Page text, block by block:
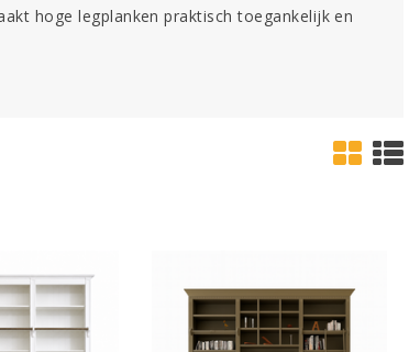
hoge legplanken praktisch toegankelijk en